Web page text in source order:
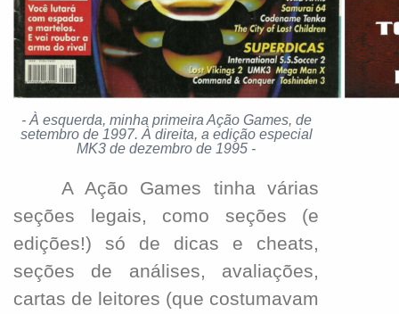
- À esquerda, minha primeira Ação Games, de
setembro de 1997. À direita, a edição especial
MK3 de dezembro de 1995 -
A Ação Games tinha várias
seções legais, como seções (e
edições!) só de dicas e cheats,
seções de análises, avaliações,
cartas de leitores (que costumavam